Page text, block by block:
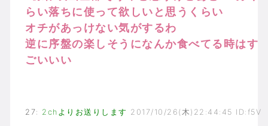
らい落ちに使って欲しいと思うくらい
オチがあっけない気がするわ
逆に序盤の楽しそうになんか食べてる時はす
ごいいい
27: 2chよりお送りします 2017/10/26(木)22:44:45 ID:f5V